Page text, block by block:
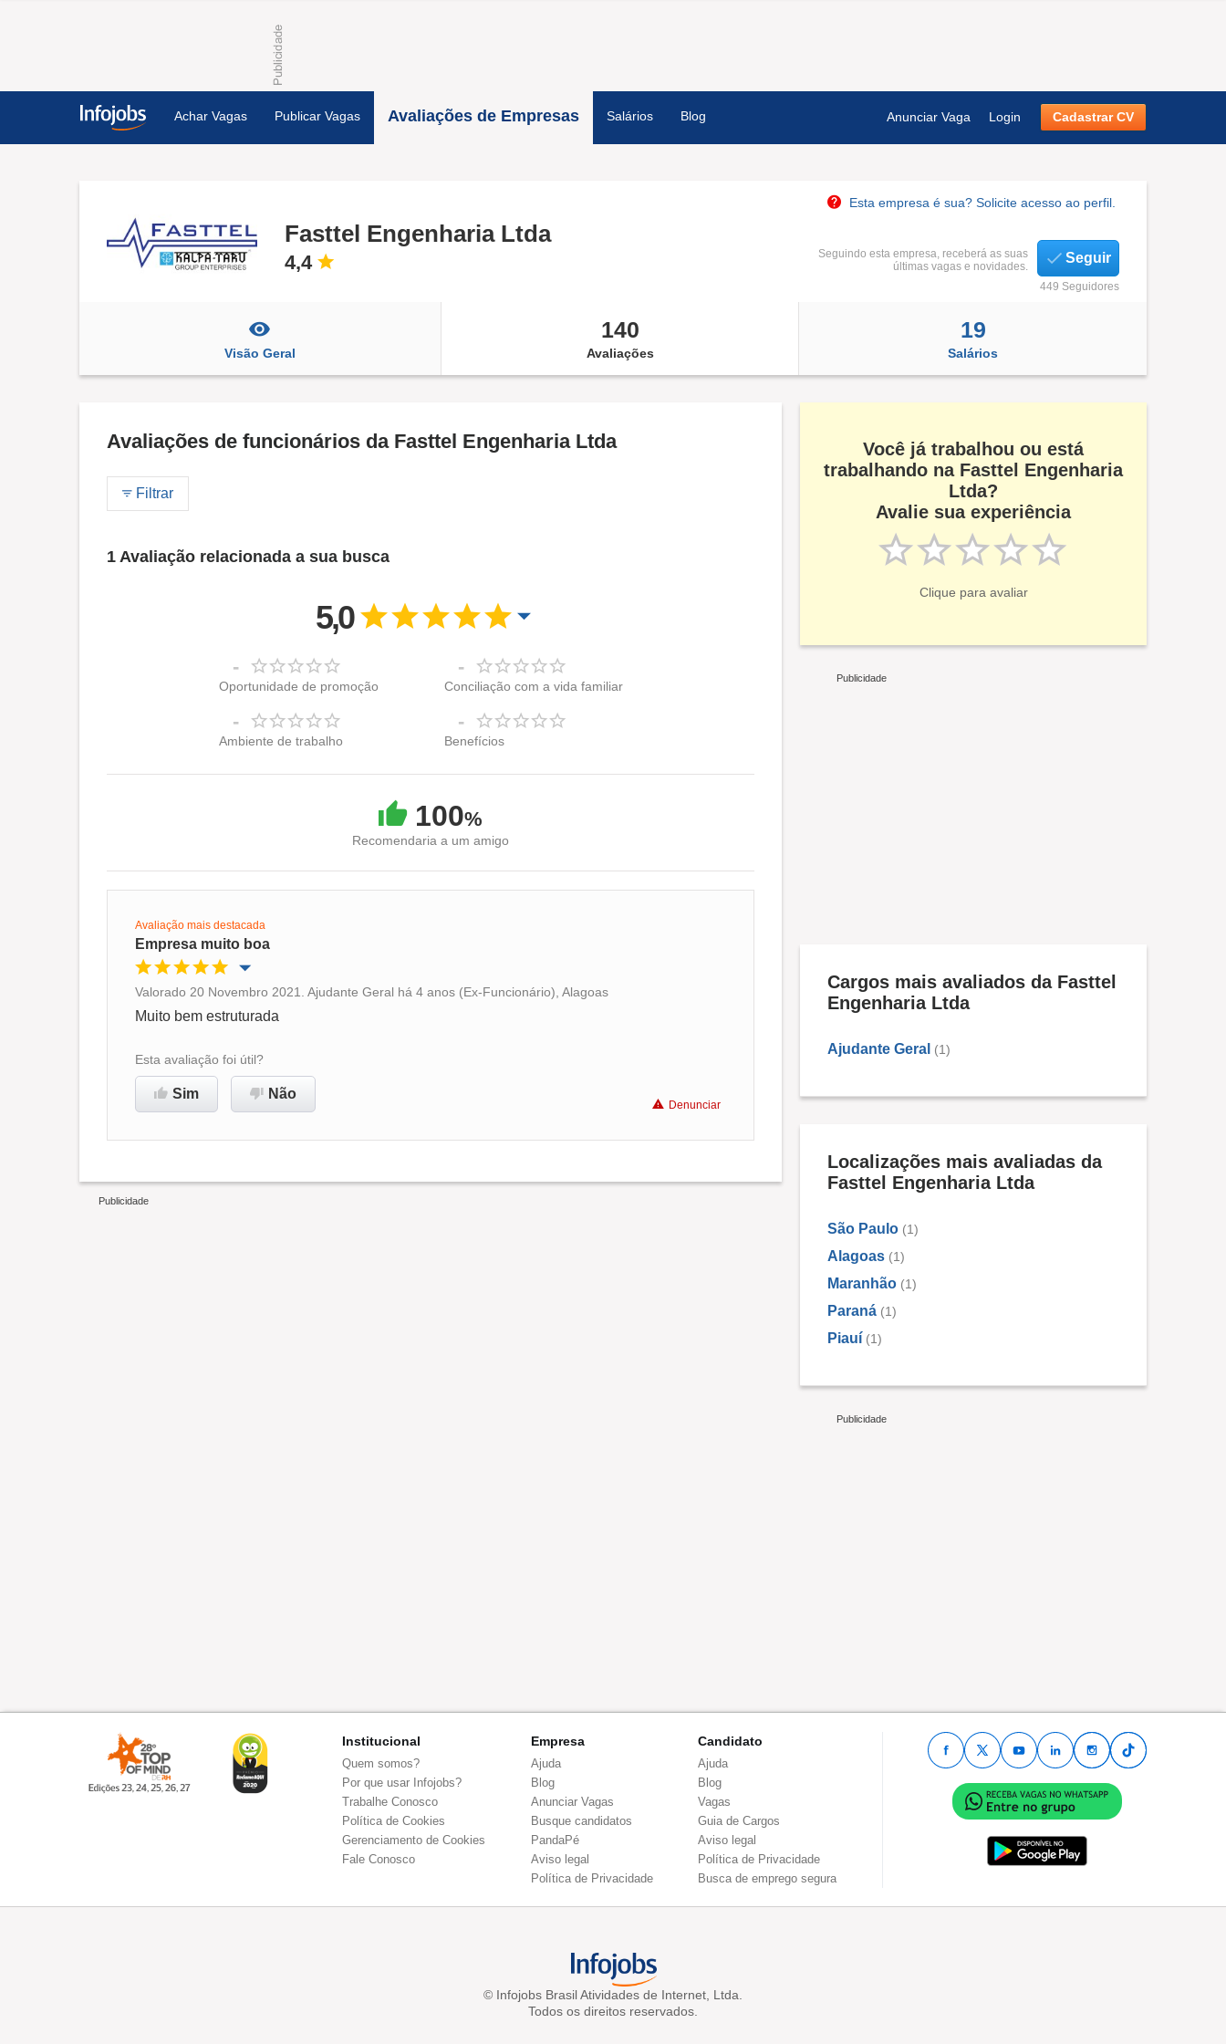
Achar Vagas Publicar Vagas Avaliações de Empresas Salários Blog Anunciar Vaga Login Cadastrar CV
Esta empresa é sua? Solicite acesso ao perfil.
Fasttel Engenharia Ltda
4,4
Seguindo esta empresa, receberá as suas
últimas vagas e novidades.
Seguir
449 Seguidores
Visão Geral
140
Avaliações
19
Salários
Avaliações de funcionários da Fasttel Engenharia Ltda
Filtrar
1 Avaliação relacionada a sua busca
5,0
-
Oportunidade de promoção
-
Conciliação com a vida familiar
-
Ambiente de trabalho
-
Benefícios
100%
Recomendaria a um amigo
Avaliação mais destacada
Empresa muito boa
Oportunidade de promoção
Ambiente de trabalho
Recomenda esta empresa
Valorado 20 Novembro 2021. Ajudante Geral há 4 anos (Ex-Funcionário), Alagoas
Muito bem estruturada
Esta avaliação foi útil?
Sim Não
Denunciar
Você já trabalhou ou está
trabalhando na Fasttel Engenharia
Ltda?
Avalie sua experiência
Clique para avaliar
Cargos mais avaliados da Fasttel
Engenharia Ltda
Ajudante Geral (1)
Localizações mais avaliadas da
Fasttel Engenharia Ltda
São Paulo (1)
Alagoas (1)
Maranhão (1)
Paraná (1)
Piauí (1)
Institucional
Quem somos?
Por que usar Infojobs?
Trabalhe Conosco
Política de Cookies
Gerenciamento de Cookies
Fale Conosco
Empresa
Ajuda
Blog
Anunciar Vagas
Busque candidatos
PandaPé
Aviso legal
Política de Privacidade
Candidato
Ajuda
Blog
Vagas
Guia de Cargos
Aviso legal
Política de Privacidade
Busca de emprego segura
© Infojobs Brasil Atividades de Internet, Ltda.
Todos os direitos reservados.